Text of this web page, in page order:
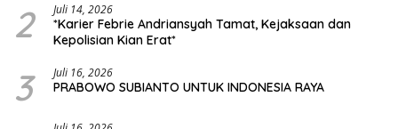
2 Juli 14, 2026
*Karier Febrie Andriansyah Tamat, Kejaksaan dan
Kepolisian Kian Erat*
3 Juli 16, 2026
PRABOWO SUBIANTO UNTUK INDONESIA RAYA